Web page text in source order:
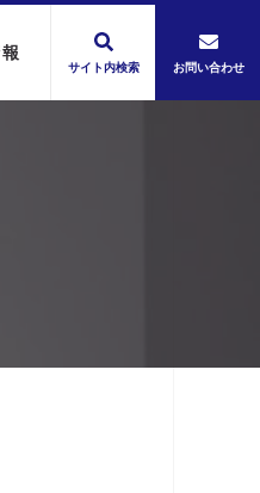
サイト内検索 お問い合わせ